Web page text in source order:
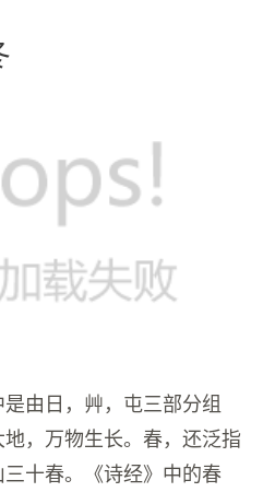
由日，艸，屯三部分组
，万物生长。春，还泛指
十春。《诗经》中的春